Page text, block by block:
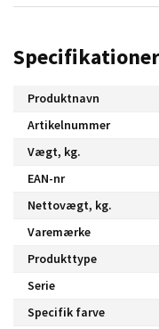
Specifikationer
Produktnavn
Artikelnummer
Vægt, kg.
EAN-nr
Nettovægt, kg.
Varemærke
Produkttype
Serie
Specifik farve